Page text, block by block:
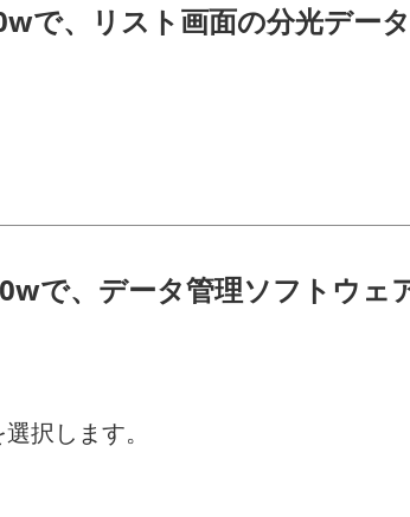
で、リスト画面の分光デー
で、データ管理ソフトウ
択します。